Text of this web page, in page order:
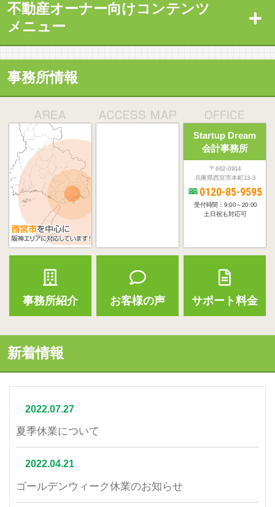
不動産オーナー向けコンテンツ
メニュー
事務所情報
事務所紹介 お客様の声
Startup Dream
会計事務所
〒662-0914
兵庫県西宮市本町13-3
0120-85-9595
受付時間：9:00～20:00
土日祝も対応可
サポート料金
新着情報
2022.07.27
夏季休業について
2022.04.21
ゴールデンウィーク休業のお知らせ